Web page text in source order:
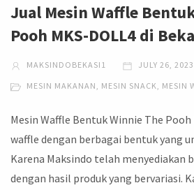
Jual Mesin Waffle
Pooh MKS-DOLL4 di
MAKSINDOBEKASI1 JULY 26, 2023
MESIN MAKANAN, MESIN SNACK, MESIN
Mesin Waffle Bentuk Winnie The Pooh
waffle dengan berbagai bentuk yang
Karena Maksindo telah menyediakan
dengan hasil produk yang bervariasi.